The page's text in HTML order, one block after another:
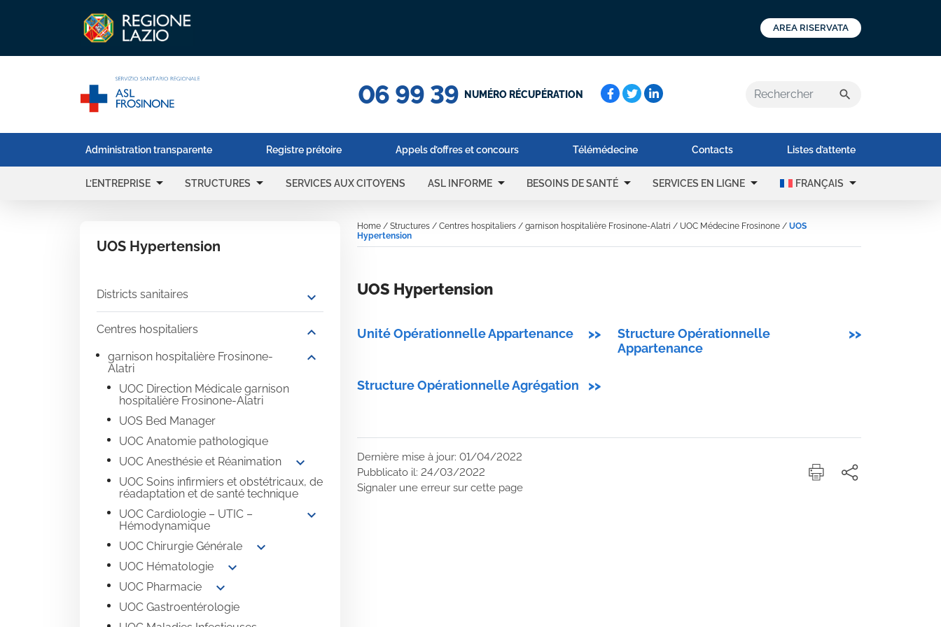
AREA RISERVATA
06 99 39 NUMÉRO RÉCUPÉRATION Cerca: search
Administration transparente Registre prétoire Appels d’offres et concours Télémédecine Contacts Listes d’attente
L’ENTREPRISE arrow_drop_down STRUCTURES arrow_drop_down SERVICES AUX CITOYENS ASL INFORME arrow_drop_down BESOINS DE SANTÉ arrow_drop_down SERVICES EN LIGNE arrow_drop_down FRANÇAIS arrow_drop_down
UOS Hypertension
Districts sanitaires expand_more
Centres hospitaliers expand_more
garnison hospitalière Frosinone-
Alatri
expand_more
UOC Direction Médicale garnison
hospitalière Frosinone-Alatri
UOS Bed Manager
UOC Anatomie pathologique
UOC Anesthésie et Réanimation
expand_more
UOC Soins infirmiers et obstétricaux, de
réadaptation et de santé technique
UOC Cardiologie – UTIC –
Hémodynamique
expand_more
UOC Chirurgie Générale expand_more
UOC Hématologie expand_more
UOC Pharmacie expand_more
UOC Gastroentérologie
Home / Structures / Centres hospitaliers / garnison hospitalière Frosinone-Alatri / UOC Médecine Frosinone / UOS
Hypertension
UOS Hypertension
Unité Opérationnelle Appartenance >>
Structure Opérationnelle
Appartenance
>>
Structure Opérationnelle Agrégation >>
Dernière mise à jour: 01/04/2022
Pubblicato il: 24/03/2022
Signaler une erreur sur cette page